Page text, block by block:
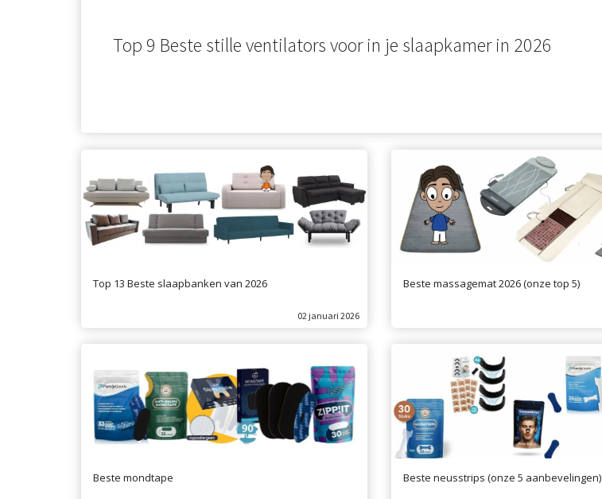
Top 9 Beste stille ventilators voor in je slaapkamer in 2026
Top 13 Beste slaapbanken van 2026
02 januari 2026
Beste massagemat 2026 (onze top 5)
Beste mondtape Beste neusstrips (onze 5 aanbevelingen)